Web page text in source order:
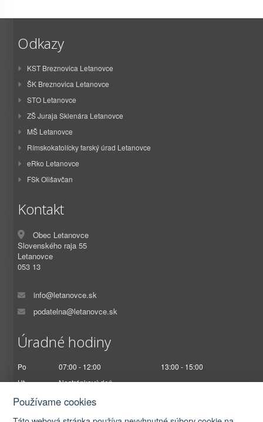
Odkazy
KST Breznovica Letanovce
ŠK Breznovica Letanovce
STO Letanovce
ZŠ Juraja Sklenára Letanovce
MŠ Letanovce
Rímskokatolícky farský úrad Letanovce
eRko Letanovce
FSk Olišavčan
Kontakt
Obec Letanovce
Slovenského raja 55
Letanovce
053 13
info@letanovce.sk
podatelna@letanovce.sk
Úradné hodiny
Po 07:00 - 12:00
13:00 - 15:00
Ut
Nestránkový deň
St
07:00 - 12:00
Používame cookies